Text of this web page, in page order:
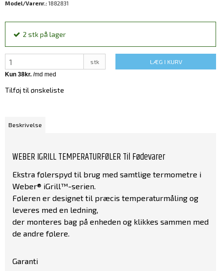
Model/Varenr.: 1882831
2 stkpå lager
stk LÆG I KURV
Tilføj til ønskeliste
Beskrivelse
WEBER IGRILL TEMPERATURFØLER Til Fødevarer
Ekstra følerspyd til brug med samtlige termometre i
Weber® iGrill™-serien.
Føleren er designet til præcis temperaturmåling og
leveres med en ledning,
der monteres bag på enheden og klikkes sammen med
de andre følere.
Garanti